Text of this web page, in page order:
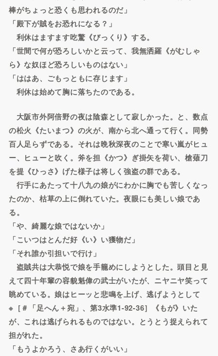
棒がちょっと恐くも思われるのだ」
「殿下が賊をお恐れになる？」
利休はますます吃驚《びっくり》する。
「世間で何が恐ろしいかと云って、我無洒羅《がむしゃ
ら》な奴ほど恐ろしいものはない」
「ははあ、ごもっともに存じます」
利休は始めて胸に落ちたのである。
大阪市外阿倍野の夜は陰森として寂しかった。と、数点
の松火《たいまつ》の火が、南から北へ通って行く。同勢
百人足らずである。それは晩秋深夜のことで寒い嵐がヒュ
ー、ヒューと吹く。斧を担《かつ》ぎ掛矢を荷い、槍薙刀
を提《ひっさ》げた様子は将しく強盗の群である。
行手にあたって十八九の娘がにわかに胸でも苦しくなっ
たのか、枯草の上に倒れていた。夜眼にも美しい娘であ
る。
「や、綺麗な娘ではないか」
「こいつはとんだ好《い》い獲物だ」
「それ誰か引担いで行け」
盗賊共は大恭悦で娘を手籠めにしようとした。頭目と見
えて四十年輩の容貌魁偉の武士がいたが、ニヤニヤ笑って
眺めている。娘はヒーッと悲鳴を上げ、逃げようとして
※［＃「足へん＋宛」、第3水準1-92-36］《もが》いた
が、これは逃げられるものではない。とうとう捉えられて
担がれた。
「もうよかろう、さあ行くがいい」